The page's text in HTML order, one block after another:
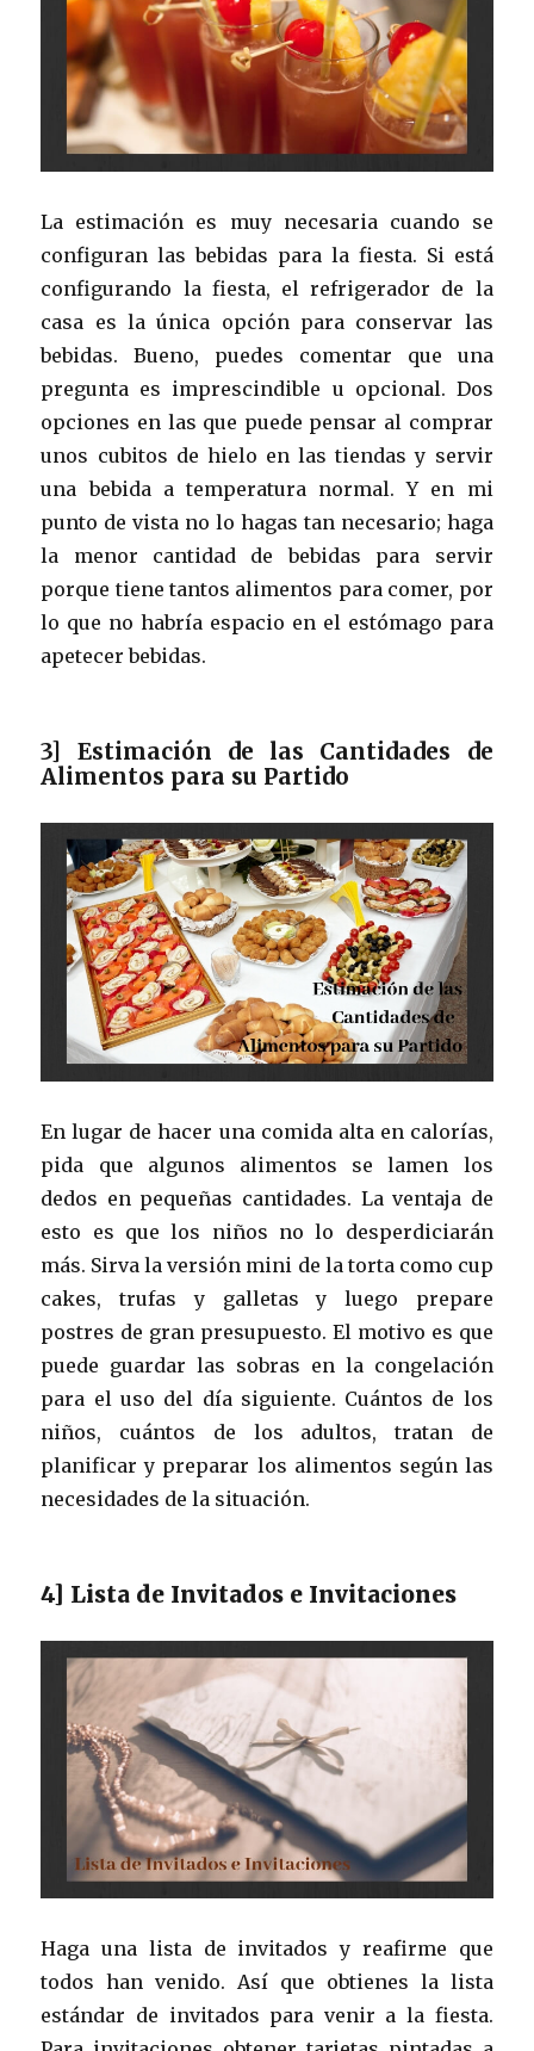
La estimación es muy necesaria cuando se
configuran las bebidas para la fiesta. Si está
configurando la fiesta, el refrigerador de la
casa es la única opción para conservar las
bebidas. Bueno, puedes comentar que una
pregunta es imprescindible u opcional. Dos
opciones en las que puede pensar al comprar
unos cubitos de hielo en las tiendas y servir
una bebida a temperatura normal. Y en mi
punto de vista no lo hagas tan necesario; haga
la menor cantidad de bebidas para servir
porque tiene tantos alimentos para comer, por
lo que no habría espacio en el estómago para
apetecer bebidas.
3] Estimación de las Cantidades de
Alimentos para su Partido
En lugar de hacer una comida alta en calorías,
pida que algunos alimentos se lamen los
dedos en pequeñas cantidades. La ventaja de
esto es que los niños no lo desperdiciarán
más. Sirva la versión mini de la torta como cup
cakes, trufas y galletas y luego prepare
postres de gran presupuesto. El motivo es que
puede guardar las sobras en la congelación
para el uso del día siguiente. Cuántos de los
niños, cuántos de los adultos, tratan de
planificar y preparar los alimentos según las
necesidades de la situación.
4] Lista de Invitados e Invitaciones
Haga una lista de invitados y reafirme que
todos han venido. Así que obtienes la lista
estándar de invitados para venir a la fiesta.